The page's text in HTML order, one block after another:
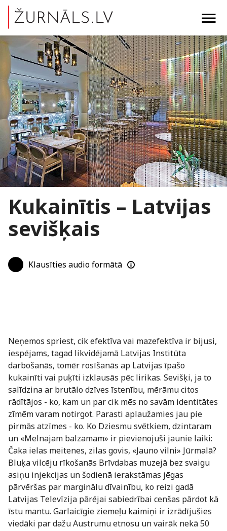
menu
Kukainītis – Latvijas
sevišķais
Klausīties audio formātā
Neņemos spriest, cik efektīva vai mazefektīva ir bijusi,
iespējams, tagad likvidējamā Latvijas Institūta
darbošanās, tomēr rosīšanās ap Latvijas īpašo
kukainīti vai puķīti izklausās pēc lirikas. Sevišķi, ja to
salīdzina ar brutālo dzīves īstenību, mērāmu citos
rādītājos - ko, kam un par cik mēs no savām identitātes
zīmēm varam notirgot. Parasti aplaužamies jau pie
pirmās atzīmes - ko. Ko Dziesmu svētkiem, dzintaram
un «Melnajam balzamam» ir pievienojuši jaunie laiki:
Čaka ielas meitenes, zilas govis, «Jauno vilni» Jūrmalā?
Bluķa vilcēju rīkošanās Brīvdabas muzejā bez svaigu
asiņu injekcijas un šodienā ierakstāmas jēgas
pārvēršas par marginālu dīvainību, ko reizi gadā
Latvijas Televīzija pārējai sabiedrībai cenšas pārdot kā
īstu mantu. Garlaicīgie ziemeļu kaimiņi ir izrādījušies
viedāki par dažu Austrumu etnosu un vairāk nekā 50